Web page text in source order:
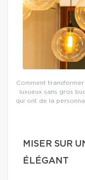
Comment
luxueux sans gros
qui ont de la
MISER SUR
ÉLÉGANT